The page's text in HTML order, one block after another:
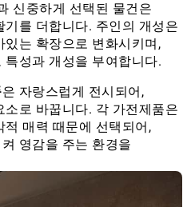
신중하게 선택된 물건은
를 더합니다. 주인의 개성은
는 확장으로 변화시키며,
성과 개성을 부여합니다.
은 자랑스럽게 전시되어,
로 바꿉니다. 각 가전제품은
매력 때문에 선택되어,
영감을 주는 환경을